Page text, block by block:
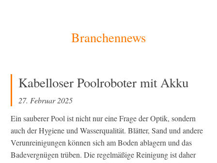
Branchennews
Kabelloser Poolroboter mit Akku
27. Februar 2025
Ein sauberer Pool ist nicht nur eine Frage der Optik, sondern
auch der Hygiene und Wasserqualität. Blätter, Sand und andere
Verunreinigungen können sich am Boden ablagern und das
Badevergnügen trüben. Die regelmäßige Reinigung ist daher